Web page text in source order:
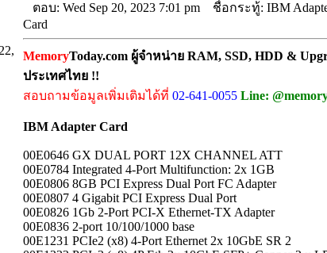
ตอบ: Wed Sep 20, 2023 7:01 pm
ชื่อกระทู้: IBM
Card
MemoryToday.com ผู้จำหน่าย RAM, SSD, HDD &
ประเทศไทย !!
สอบถามข้อมูลเพิ่มเติมได้ที่ 02-641-0055 Line:
IBM Adapter Card
00E0646 GX DUAL PORT 12X CHANNEL ATT
00E0784 Integrated 4-Port Multifunction: 2x 1GB
00E0806 8GB PCI Express Dual Port FC Adapter
00E0807 4 Gigabit PCI Express Dual Port
00E0826 1Gb 2-Port PCI-X Ethernet-TX Adapter
00E0836 2-port 10/100/1000 base
00E1231 PCIe2 (x8) 4-Port Ethernet 2x 10GbE SR 2